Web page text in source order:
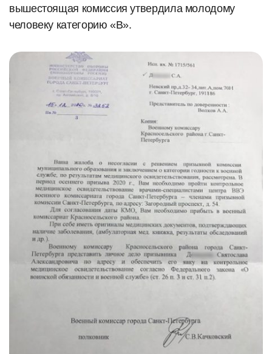
вышестоящая комиссия утвердила молодому
человеку категорию «В».